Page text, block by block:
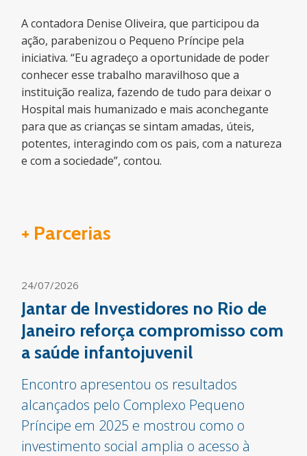
A contadora Denise Oliveira, que participou da
ação, parabenizou o Pequeno Príncipe pela
iniciativa. “Eu agradeço a oportunidade de poder
conhecer esse trabalho maravilhoso que a
instituição realiza, fazendo de tudo para deixar o
Hospital mais humanizado e mais aconchegante
para que as crianças se sintam amadas, úteis,
potentes, interagindo com os pais, com a natureza
e com a sociedade”, contou.
+ Parcerias
24/07/2026
Jantar de Investidores no Rio de
Janeiro reforça compromisso com
a saúde infantojuvenil
Encontro apresentou os resultados
alcançados pelo Complexo Pequeno
Príncipe em 2025 e mostrou como o
investimento social amplia o acesso à